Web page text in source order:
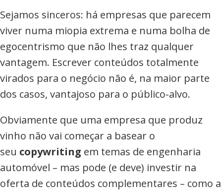
Sejamos sinceros: há empresas que parecem
viver numa miopia extrema e numa bolha de
egocentrismo que não lhes traz qualquer
vantagem. Escrever conteúdos totalmente
virados para o negócio não é, na maior parte
dos casos, vantajoso para o público-alvo.
Obviamente que uma empresa que produz
vinho não vai começar a basear o
seu copywriting em temas de engenharia
automóvel – mas pode (e deve) investir na
oferta de conteúdos complementares – como a